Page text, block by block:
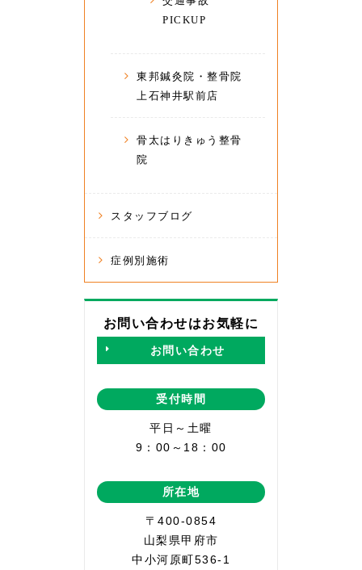
PICKUP
東邦鍼灸院・整骨院
上石神井駅前店
骨太はりきゅう整骨
院
スタッフブログ
症例別施術
お問い合わせはお気軽に
お問い合わせ
受付時間
平日～土曜
9：00～18：00
所在地
〒400-0854
山梨県甲府市
中小河原町536-1